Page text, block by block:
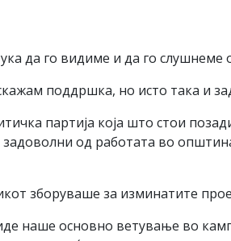
да го видиме и да го
поддршка, но исто така и
партија која што стои
задоволни од работата во
зборуваше за изминатите
наше основно ветување во